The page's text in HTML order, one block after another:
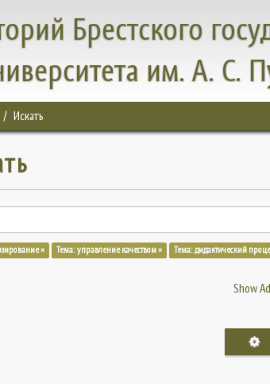
Брестского
им. А. С.
Искать
× Тема: управление качеством ×
Тема: дидактический
Show